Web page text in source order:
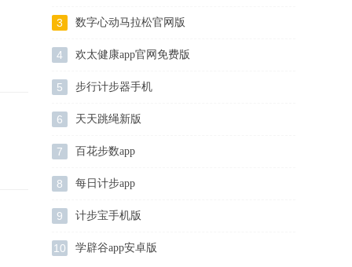
3 数字心动马拉松官网版
4 欢太健康app官网免费版
5 步行计步器手机
6 天天跳绳新版
7 百花步数app
8 每日计步app
9 计步宝手机版
10 学辟谷app安卓版